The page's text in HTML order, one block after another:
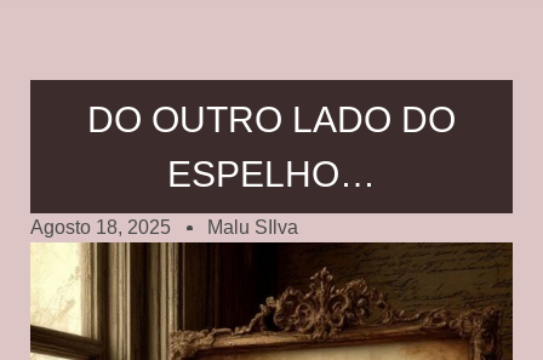
DO OUTRO LADO DO
ESPELHO…
Agosto 18, 2025 Malu SIlva